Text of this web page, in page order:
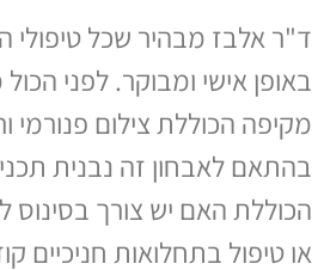
ד"ר אלבז מבהיר שכל
באופן אישי ומבוקר. לפני
מקיפה הכוללת צילום פנורמי
בהתאם לאבחון זה נבנית
הכוללת האם יש צורך
או טיפול בתחלואות חניכיים